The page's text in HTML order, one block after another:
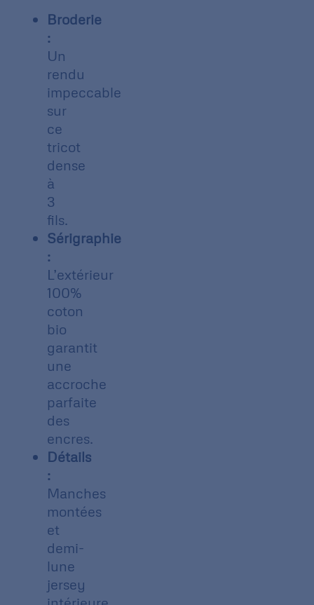
Broderie
:
Un
rendu
impeccable
sur
ce
tricot
dense
à
3
fils.
Sérigraphie
:
L’extérieur
100%
coton
bio
garantit
une
accroche
parfaite
des
encres.
Détails
:
Manches
montées
et
demi-
lune
jersey